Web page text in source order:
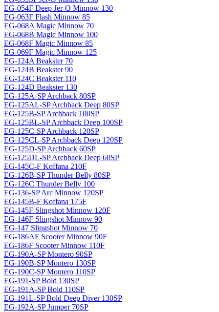
EG-054F Deep Jer-O Minnow 130
EG-063F Flash Minnow 85
EG-068A Magic Minnow 70
EG-068B Magic Minnow 100
EG-068F Magic Minnow 85
EG-069F Magiс Minnow 125
EG-124A Beakster 70
EG-124B Beakster 90
EG-124C Beakster 110
EG-124D Beakster 130
EG-125A-SP Archback 80SP
EG-125AL-SP Archback Deep 80SP
EG-125B-SP Archback 100SP
EG-125BL-SP Archback Deep 100SP
EG-125C-SP Archback 120SP
EG-125CL-SP Archback Deep 120SP
EG-125D-SP Archback 60SP
EG-125DL-SP Archback Deep 60SP
EG-145C-F Koffana 210F
EG-126B-SP Thunder Belly 80SP
EG-126C Thunder Belly 100
EG-136-SP Arc Minnow 120SP
EG-145B-F Koffana 175F
EG-145F Slingshot Minnow 120F
EG-146F Slingshot Minnow 90
EG-147 Slingshot Minnow 70
EG-186AF Scooter Minnow 90F
EG-186F Scooter Minnow 110F
EG-190A-SP Montero 90SP
EG-190B-SP Montero 130SP
EG-190C-SP Montero 110SP
EG-191-SP Bold 130SP
EG-191A-SP Bold 110SP
EG-191L-SP Bold Deep Diver 130SP
EG-192A-SP Jumper 70SP